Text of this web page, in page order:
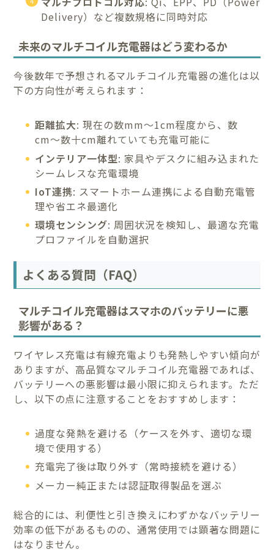
Delivery）など複数規格に同時対応
未来のマルチコイル充電器はどう変わるか
今後数年で予想されるマルチコイル充電器の進化は以
下の方向性が考えられます：
距離拡大: 現在の数mm〜1cm程度から、数
cm〜数十cm離れていても充電可能に
インテリア一体型: 家具やデスクに組み込まれた
シームレスな充電環境
IoT連携: スマートホーム連携による自動充電管
理や省エネ最適化
環境センシング: 周囲状況を検知し、最適な充電
プロファイルを自動選択
よくある質問（FAQ）
マルチコイル充電器はスマホのバッテリーに悪
影響がある？
ワイヤレス充電は有線充電よりも発熱しやすい傾向が
ありますが、高品質なマルチコイル充電器であれば、
バッテリーへの悪影響は最小限に抑えられます。ただ
し、以下の点に注意することをおすすめします：
過度な発熱を避ける（ケースを外す、適切な環
境で使用する）
充電完了後は取り外す（常時接続を避ける）
メーカー純正または認証取得製品を選ぶ
総合的には、利便性と引き換えにわずかなバッテリー
効率の低下があるものの、通常使用では顕著な問題に
はなりません。